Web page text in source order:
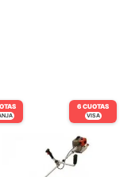
6 CUOTAS
VISA